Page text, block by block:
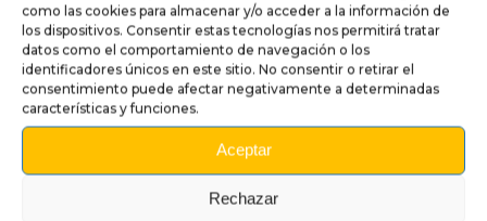
como las cookies para almacenar y/o acceder a la información de
los dispositivos. Consentir estas tecnologías nos permitirá tratar
datos como el comportamiento de navegación o los
identificadores únicos en este sitio. No consentir o retirar el
consentimiento puede afectar negativamente a determinadas
características y funciones.
Aceptar
Rechazar
insider
ejerciendo una presión suave y uniforme
desde el centro hacia los bordes.
Este método ayuda a evitar burbujas de aire
y permite obtener un acabado perfectamente limpio.
En solo unos minutos, su pinball gana en elegancia
y coherencia visual.
Este pequeño detalle aporta una verdadera diferencia